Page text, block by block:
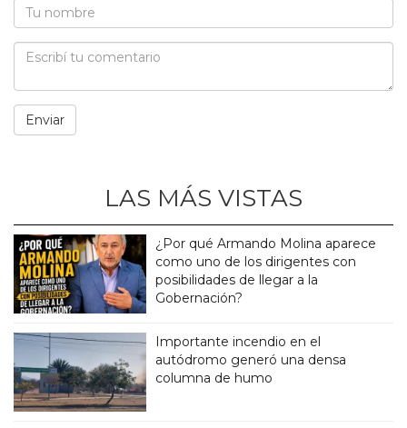
LAS MÁS VISTAS
¿Por qué Armando Molina aparece
como uno de los dirigentes con
posibilidades de llegar a la
Gobernación?
Importante incendio en el
autódromo generó una densa
columna de humo